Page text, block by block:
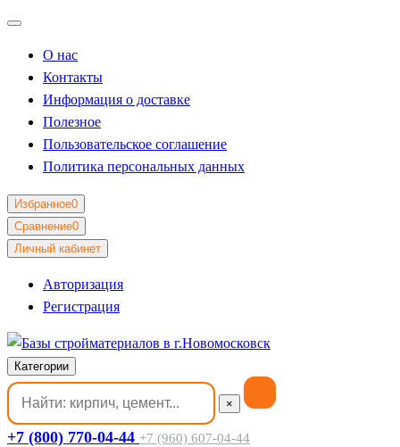
О нас
Контакты
Информация о доставке
Полезное
Пользовательское соглашение
Политика персональных данных
Избранное0
Сравнение0
Личный кабинет
Авторизация
Регистрация
Категории
×
+7 (800) 770-04-44 +7 (960) 607-04-44